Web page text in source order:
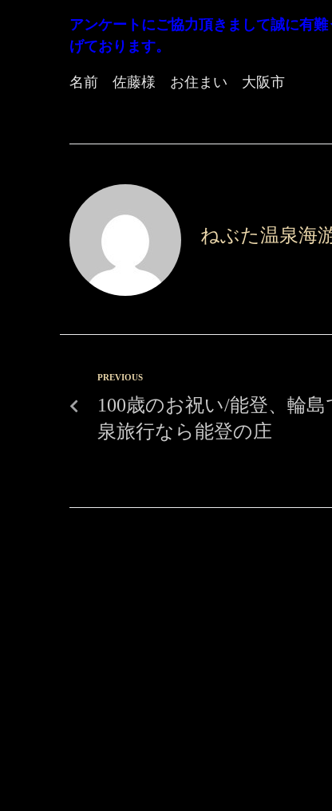
アンケートにご協力頂きまして誠に有
げております。
名前 佐藤様 お住まい 大阪市
ねぶた温泉海
PREVIOUS
100歳のお祝い/能登、輪島
泉旅行なら能登の庄